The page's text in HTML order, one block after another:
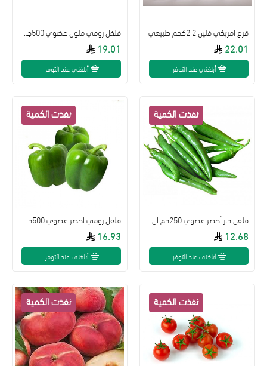
قرع امريكي فلين 2.2كجم طبيعي
22.01
أبلغني عند التوفر
19.01
أبلغني عند التوفر
12.68
أبلغني عند التوفر
16.93
أبلغني عند التوفر